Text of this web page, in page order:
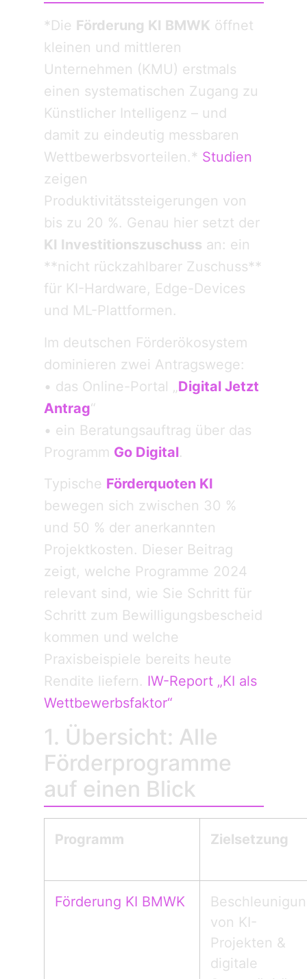
*Die Förderung KI BMWK öffnet
kleinen und mittleren
Unternehmen (KMU) erstmals
einen systematischen Zugang zu
Künstlicher Intelligenz – und
damit zu eindeutig messbaren
Wettbewerbsvorteilen.* Studien
zeigen
Produktivitätssteigerungen von
bis zu 20 %. Genau hier setzt der
KI Investitionszuschuss an: ein
**nicht rückzahlbarer Zuschuss**
für KI-Hardware, Edge-Devices
und ML-Plattformen.
Im deutschen Förderökosystem
dominieren zwei Antragswege:
• das Online-Portal „Digital Jetzt
Antrag“
• ein Beratungsauftrag über das
Programm Go Digital.
Typische Förderquoten KI
bewegen sich zwischen 30 %
und 50 % der anerkannten
Projektkosten. Dieser Beitrag
zeigt, welche Programme 2024
relevant sind, wie Sie Schritt für
Schritt zum Bewilligungsbescheid
kommen und welche
Praxisbeispiele bereits heute
Rendite liefern. IW-Report „KI als
Wettbewerbsfaktor“
1. Übersicht: Alle
Förderprogramme
auf einen Blick
Programm Zielsetzung
Förderung KI BMWK
von KI-
Projekten &
digitale